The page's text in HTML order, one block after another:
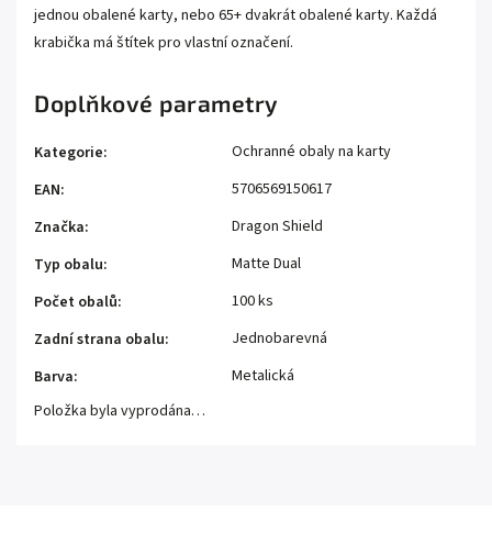
jednou obalené karty, nebo 65+ dvakrát obalené karty. Každá
krabička má štítek pro vlastní označení.
Doplňkové parametry
Kategorie:
Ochranné obaly na karty
EAN:
5706569150617
Značka:
Dragon Shield
Typ obalu:
Matte Dual
Počet obalů:
100 ks
Zadní strana obalu:
Jednobarevná
Barva:
Metalická
Položka byla vyprodána…